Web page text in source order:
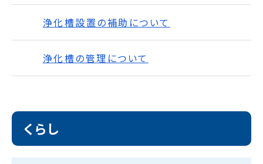
浄化槽設置の補助について
浄化槽の管理について
くらし